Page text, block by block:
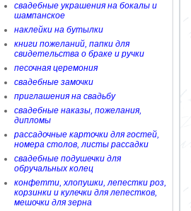
свадебные украшения на бокалы и
шампанское
наклейки на бутылки
книги пожеланий, папки для
свидетельства о браке и ручки
песочная церемония
свадебные замочки
приглашения на свадьбу
свадебные наказы, пожелания,
дипломы
рассадочные карточки для гостей,
номера столов, листы рассадки
свадебные подушечки для
обручальных колец
конфетти, хлопушки, лепестки роз,
корзинки и кулечки для лепестков,
мешочки для зерна